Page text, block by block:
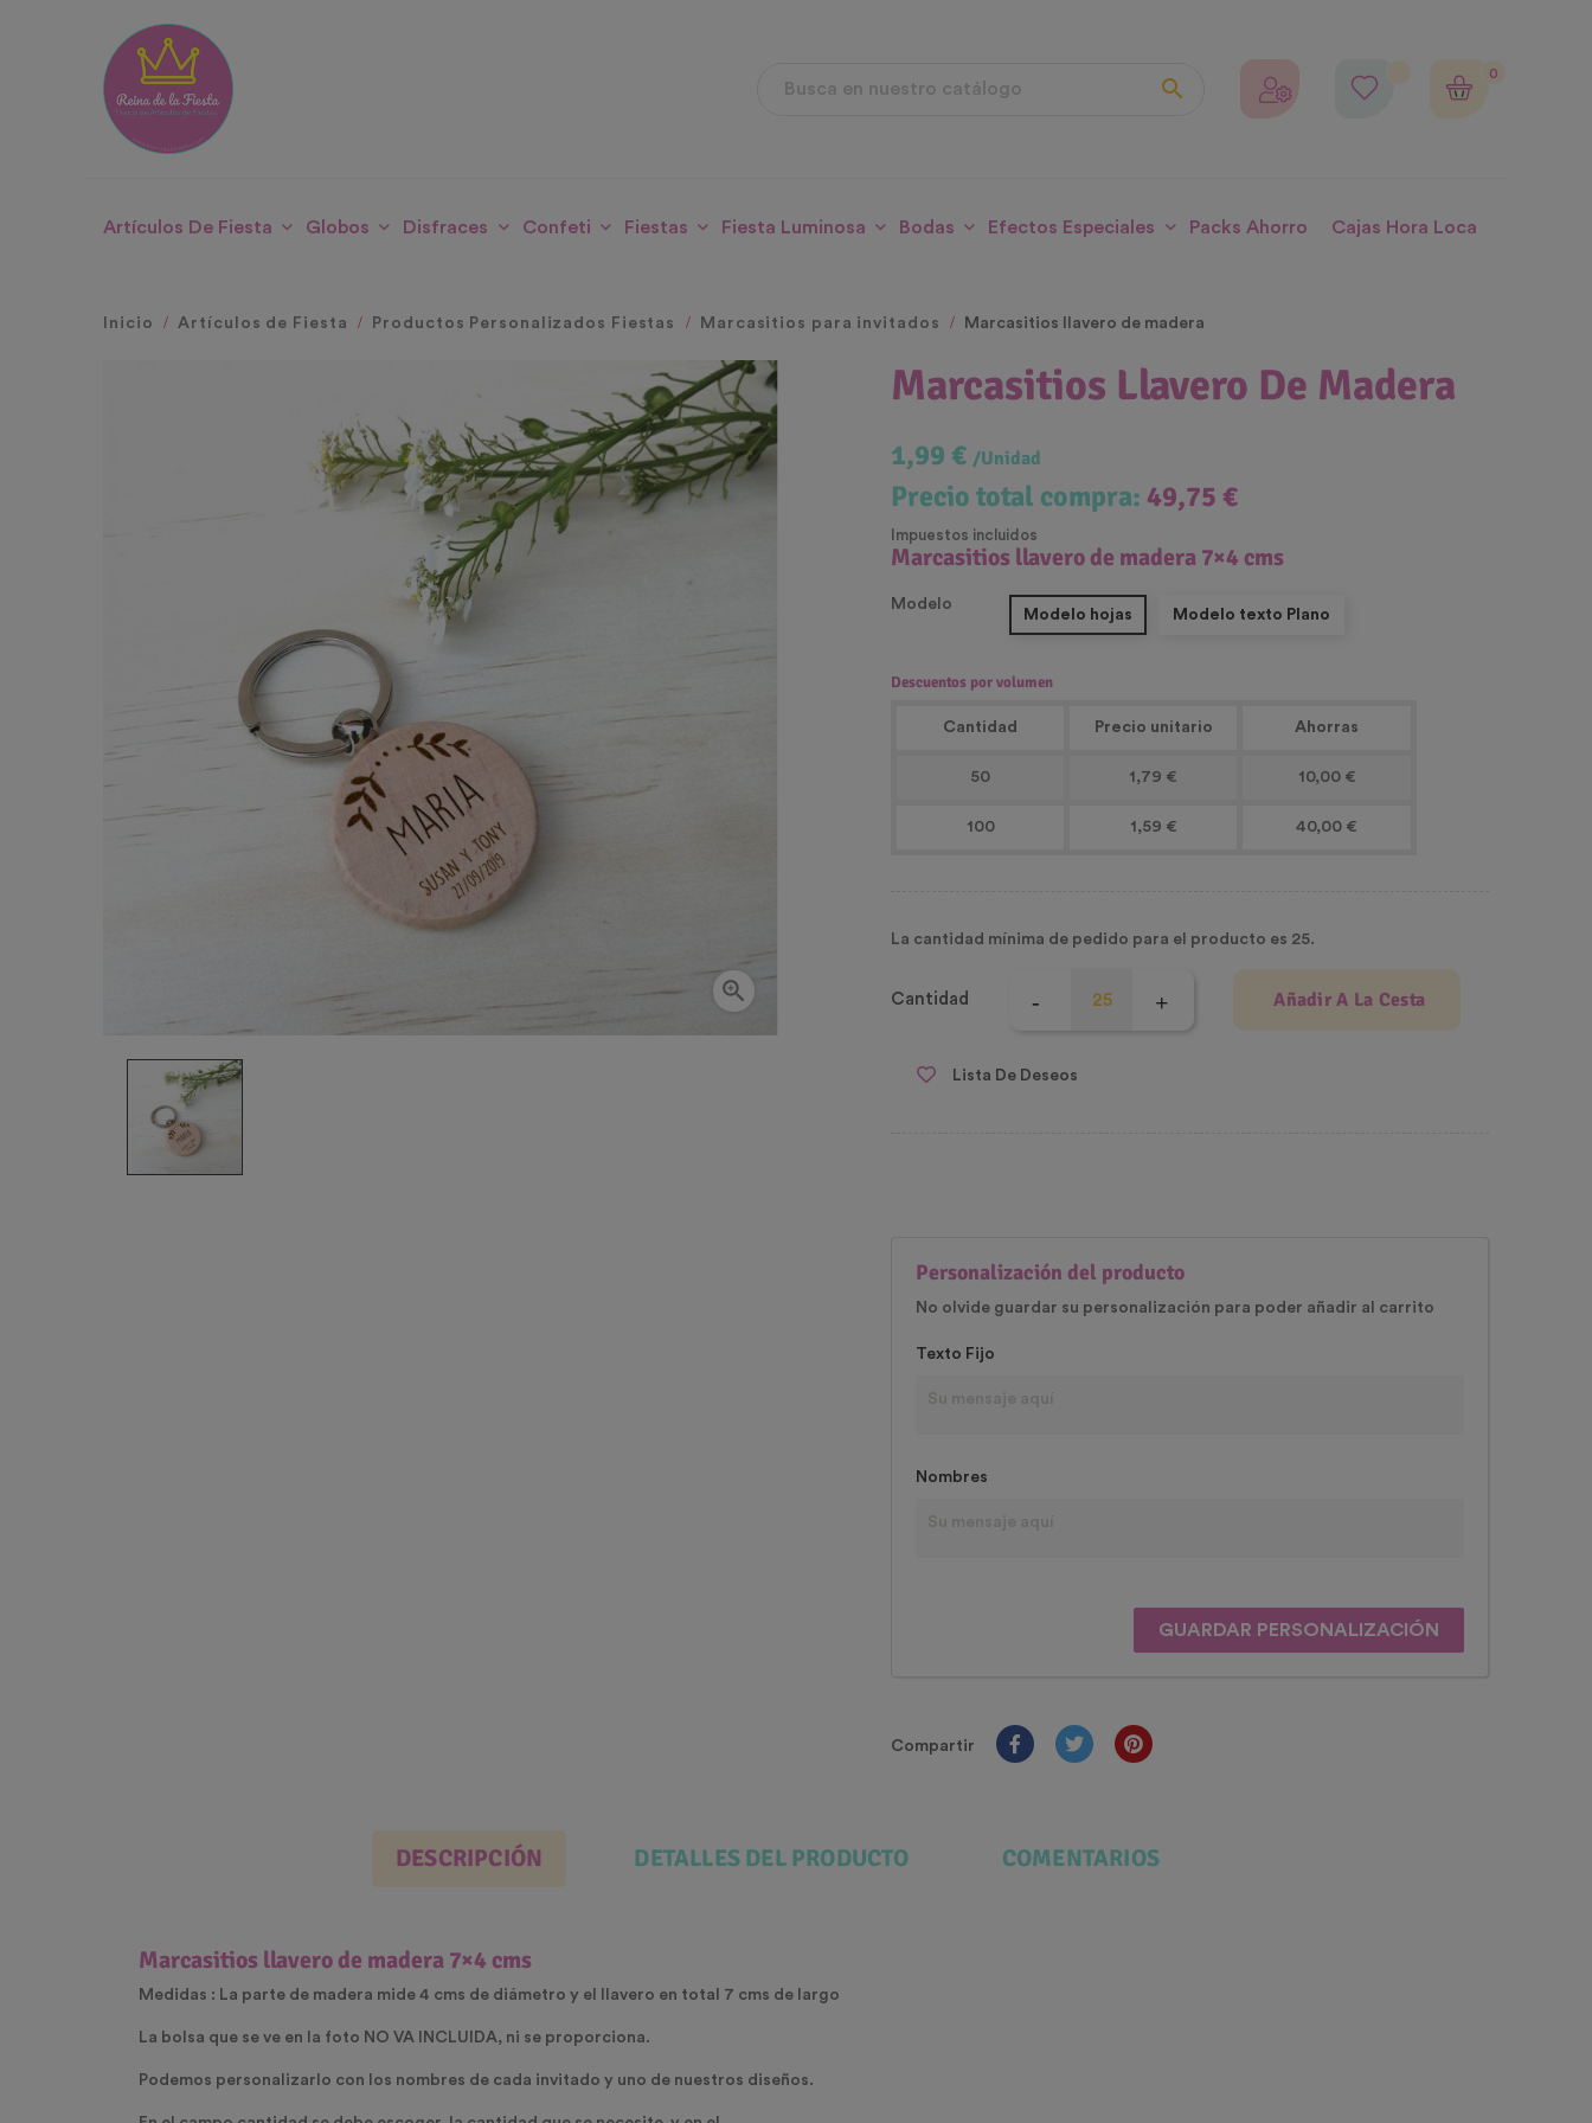

0
Artículos De Fiesta Globos Disfraces Confeti Fiestas Fiesta Luminosa Bodas Efectos Especiales Packs Ahorro Cajas Hora Loca
Inicio Artículos de Fiesta Productos Personalizados Fiestas Marcasitios para invitados Marcasitios llavero de madera

Marcasitios Llavero De Madera
1,99 € /Unidad
Precio total compra: 49,75 €
Impuestos incluidos
Marcasitios llavero de madera 7×4 cms
Modelo
Modelo hojas Modelo texto Plano
Descuentos por volumen
Cantidad Precio unitario Ahorras
50 1,79 € 10,00 €
100 1,59 € 40,00 €
La cantidad mínima de pedido para el producto es 25.
Cantidad Añadir A La Cesta
Lista De Deseos
Personalización del producto
No olvide guardar su personalización para poder añadir al carrito
Texto Fijo
Nombres
GUARDAR PERSONALIZACIÓN
Compartir
DESCRIPCIÓN DETALLES DEL PRODUCTO COMENTARIOS
Marcasitios llavero de madera 7×4 cms
Medidas : La parte de madera mide 4 cms de diámetro y el llavero en total 7 cms de largo
La bolsa que se ve en la foto NO VA INCLUIDA, ni se proporciona.
Podemos personalizarlo con los nombres de cada invitado y uno de nuestros diseños.